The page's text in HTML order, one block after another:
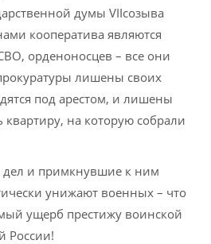
думы VIIсозыва
кооператива являются
орденоносцев – все они
лишены своих
под арестом, и лишены
на которую собрали
и примкнувшие к ним
унижают военных – что
ущерб престижу воинской
России!